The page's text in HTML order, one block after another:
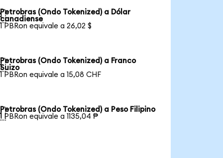
Petrobras (Ondo Tokenized) a Dólar
canadiense
1 PBRon equivale a 26,02 $
Petrobras (Ondo Tokenized) a Franco
Suizo
1 PBRon equivale a 15,08 CHF
Petrobras (Ondo Tokenized) a Peso Filipino
1 PBRon equivale a 1135,04 ₱